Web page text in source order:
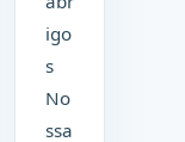
igo
s
No
ssa